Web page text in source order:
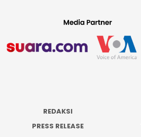
REDAKSI
PRESS RELEASE